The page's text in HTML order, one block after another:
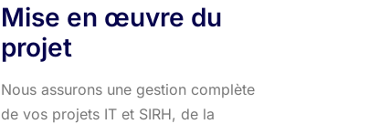
Mise en œuvre du
projet
Nous assurons une gestion complète
de vos projets IT et SIRH, de la